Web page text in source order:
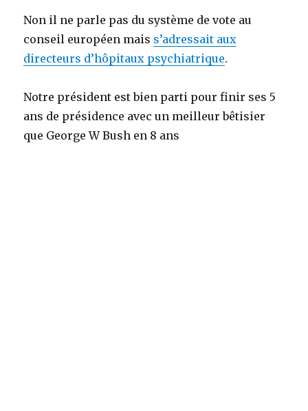
Non il ne parle pas du système de vote au
conseil européen mais s’adressait aux
directeurs d’hôpitaux psychiatrique.
Notre président est bien parti pour finir ses 5
ans de présidence avec un meilleur bêtisier
que George W Bush en 8 ans